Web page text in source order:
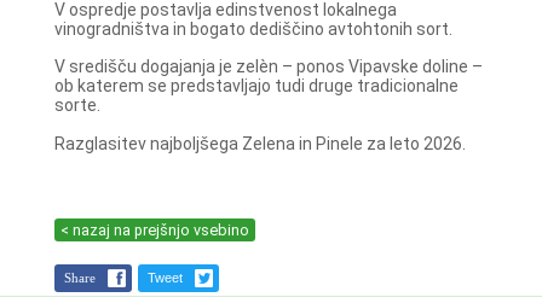
V ospredje postavlja edinstvenost lokalnega
vinogradništva in bogato dediščino avtohtonih sort.
V središču dogajanja je zelèn – ponos Vipavske doline –
ob katerem se predstavljajo tudi druge tradicionalne
sorte.
Razglasitev najboljšega Zelena in Pinele za leto 2026.
< nazaj na prejšnjo vsebino
Share Tweet